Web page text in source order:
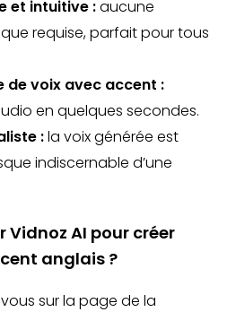
et intuitive :aucune
requise, parfait pour tous
de voix avec accent :
en quelques secondes.
:la voix générée est
indiscernable d’une
AI pour créer
anglais ?
sur la page de la